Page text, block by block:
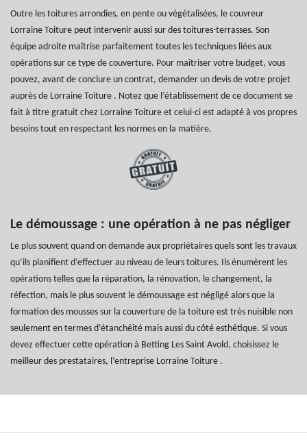
Outre les toitures arrondies, en pente ou végétalisées, le couvreur
Lorraine Toiture peut intervenir aussi sur des toitures-terrasses. Son
équipe adroite maîtrise parfaitement toutes les techniques liées aux
opérations sur ce type de couverture. Pour maîtriser votre budget, vous
pouvez, avant de conclure un contrat, demander un devis de votre projet
auprès de Lorraine Toiture . Notez que l’établissement de ce document se
fait à titre gratuit chez Lorraine Toiture et celui-ci est adapté à vos propres
besoins tout en respectant les normes en la matière.
Le démoussage : une opération à ne pas négliger
Le plus souvent quand on demande aux propriétaires quels sont les travaux
qu’ils planifient d’effectuer au niveau de leurs toitures. Ils énumèrent les
opérations telles que la réparation, la rénovation, le changement, la
réfection, mais le plus souvent le démoussage est négligé alors que la
formation des mousses sur la couverture de la toiture est très nuisible non
seulement en termes d’étanchéité mais aussi du côté esthétique. Si vous
devez effectuer cette opération à Betting Les Saint Avold, choisissez le
meilleur des prestataires, l’entreprise Lorraine Toiture .